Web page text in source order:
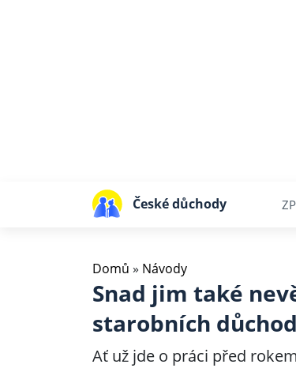
České důchody
Domů » Návody
Snad jim také
starobních
Ať už jde o práci před